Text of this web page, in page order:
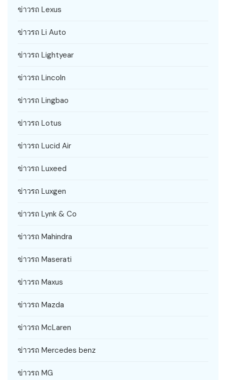
ข่าวรถ Lexus
ข่าวรถ Li Auto
ข่าวรถ Lightyear
ข่าวรถ Lincoln
ข่าวรถ Lingbao
ข่าวรถ Lotus
ข่าวรถ Lucid Air
ข่าวรถ Luxeed
ข่าวรถ Luxgen
ข่าวรถ Lynk & Co
ข่าวรถ Mahindra
ข่าวรถ Maserati
ข่าวรถ Maxus
ข่าวรถ Mazda
ข่าวรถ McLaren
ข่าวรถ Mercedes benz
ข่าวรถ MG